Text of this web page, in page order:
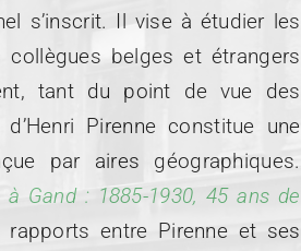
s’inscrit. Il vise à étudier les
collègues belges et étrangers
tant du point de vue des
Pirenne constitue une
par aires géographiques.
à Gand : 1885-1930, 45 ans de
entre Pirenne et ses